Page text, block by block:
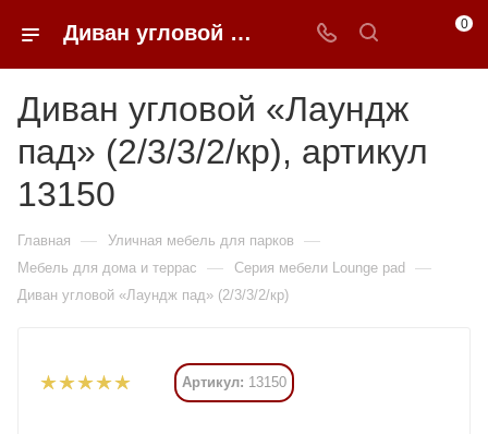
Диван угловой «Лаундж пад» (2/3/3/2/кр) купить в Москве от 238 350 ₽ - 0FFER 0
Диван угловой «Лаундж
пад» (2/3/3/2/кр), артикул
13150
Главная — Уличная мебель для парков —
Мебель для дома и террас — Серия мебели Lounge pad —
Диван угловой «Лаундж пад» (2/3/3/2/кр)
Артикул: 13150